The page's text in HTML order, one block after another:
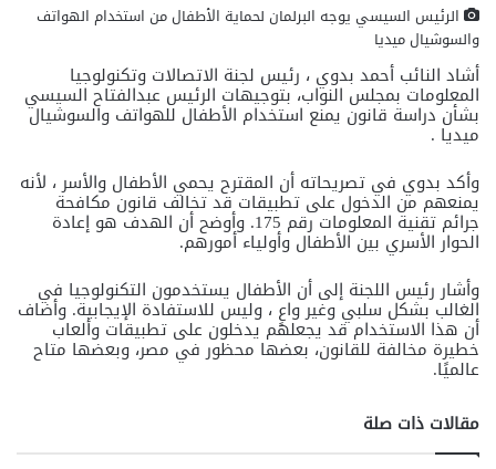
الرئيس السيسي يوجه البرلمان لحماية الأطفال من استخدام الهواتف
والسوشيال ميديا
أشاد النائب أحمد بدوي ، رئيس لجنة الاتصالات وتكنولوجيا
المعلومات بمجلس النواب، بتوجيهات الرئيس عبدالفتاح السيسي
بشأن دراسة قانون يمنع استخدام الأطفال للهواتف والسوشيال
ميديا .
وأكد بدوي في تصريحاته أن المقترح يحمي الأطفال والأسر ، لأنه
يمنعهم من الدخول على تطبيقات قد تخالف قانون مكافحة
جرائم تقنية المعلومات رقم 175. وأوضح أن الهدف هو إعادة
الحوار الأسري بين الأطفال وأولياء أمورهم.
وأشار رئيس اللجنة إلى أن الأطفال يستخدمون التكنولوجيا في
الغالب بشكل سلبي وغير واعٍ ، وليس للاستفادة الإيجابية. وأضاف
أن هذا الاستخدام قد يجعلهم يدخلون على تطبيقات وألعاب
خطيرة مخالفة للقانون، بعضها محظور في مصر، وبعضها متاح
عالميًا.
مقالات ذات صلة